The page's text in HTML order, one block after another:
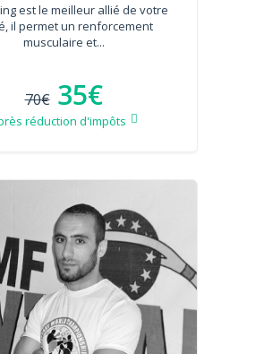
est le meilleur allié de votre
il permet un renforcement
musculaire et...
70€ 35€
réduction d'impôts